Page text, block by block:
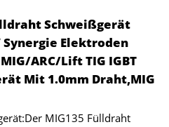
Schweißgerät
Synergie Elektroden
ARC/Lift TIG IGBT
Mit 1.0mm Draht,MIG
MIG135 Fülldraht